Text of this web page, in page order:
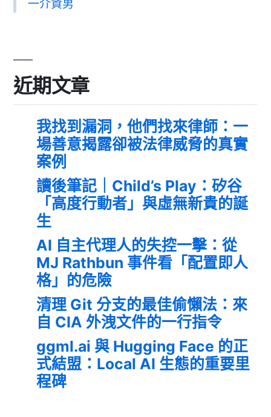
一介資男
近期文章
我找到漏洞，他們找來律師：一
場善意揭露卻被法律威脅的真實
案例
讀後筆記｜Child’s Play：矽谷
「高度行動者」與虛無新貴的誕
生
AI 自主代理人的失控一擊：從
MJ Rathbun 事件看「配置即人
格」的危險
清理 Git 分支的最佳偷懶法：來
自 CIA 外洩文件的一行指令
ggml.ai 與 Hugging Face 的正
式結盟：Local AI 生態的重要里
程碑